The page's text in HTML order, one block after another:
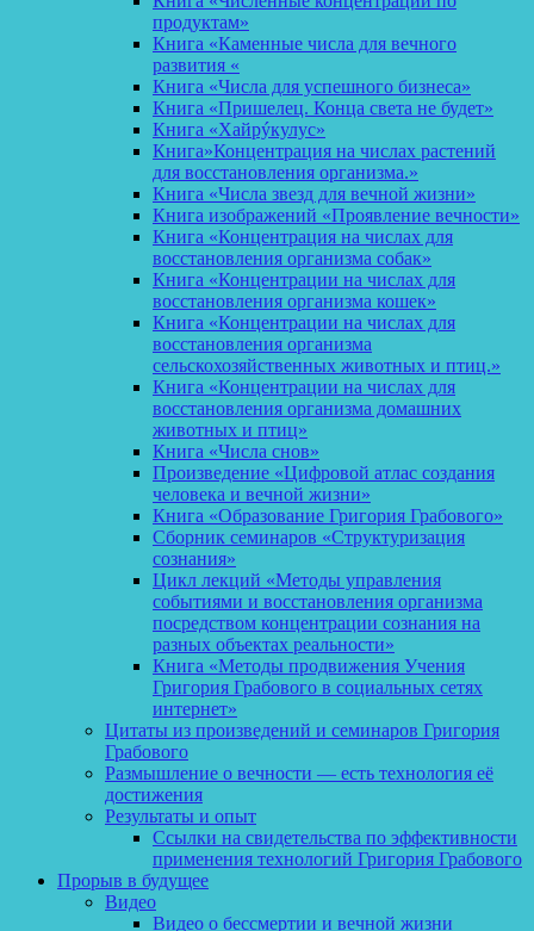
продуктам»
Книга «Каменные числа для вечного
развития «
Книга «Числа для успешного бизнеса»
Книга «Пришелец. Конца света не будет»
Книга «Хайрýкулус»
Книга»Концентрация на числах растений
для восстановления организма.»
Книга «Числа звезд для вечной жизни»
Книга изображений «Проявление вечности»
Книга «Концентрация на числах для
восстановления организма собак»
Книга «Концентрации на числах для
восстановления организма кошек»
Книга «Концентрации на числах для
восстановления организма
сельскохозяйственных животных и птиц.»
Книга «Концентрации на числах для
восстановления организма домашних
животных и птиц»
Книга «Числа снов»
Произведение «Цифровой атлас создания
человека и вечной жизни»
Книга «Образование Григория Грабового»
Сборник семинаров «Структуризация
сознания»
Цикл лекций «Методы управления
событиями и восстановления организма
посредством концентрации сознания на
разных объектах реальности»
Книга «Методы продвижения Учения
Григория Грабового в социальных сетях
интернет»
Цитаты из произведений и семинаров Григория
Грабового
Размышление о вечности — есть технология её
достижения
Результаты и опыт
Ссылки на свидетельства по эффективности
применения технологий Григория Грабового
Прорыв в будущее
Видео
Видео о бессмертии и вечной жизни